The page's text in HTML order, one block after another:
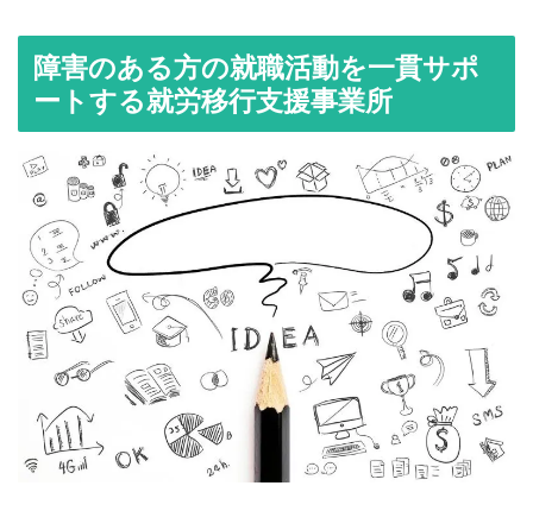
障害のある方の就職活動を一貫サポ
ートする就労移行支援事業所